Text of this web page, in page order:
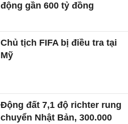
động gần 600 tỷ đồng
Chủ tịch FIFA bị điều tra tại
Mỹ
Động đất 7,1 độ richter rung
chuyển Nhật Bản, 300.000